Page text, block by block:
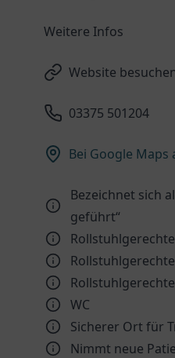
Weitere Infos
Website
03375 501204
Bei Google Maps
Bezeichnet sich
geführt“
WC
Sicherer Ort für
Nimmt neue